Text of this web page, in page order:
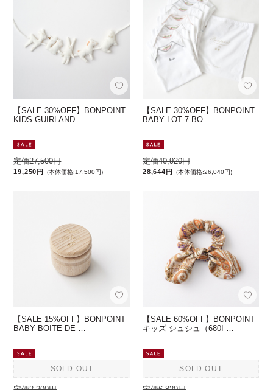
【SALE 30%OFF】BONPOINT
KIDS GUIRLAND …
定価27,500円
19,250円 (本体価格:17,500円)
【SALE 30%OFF】BONPOINT
BABY LOT 7 BO …
定価40,920円
28,644円 (本体価格:26,040円)
【SALE 15%OFF】BONPOINT
BABY BOITE DE …
SOLD OUT
【SALE 60%OFF】BONPOINT
キッズ シュシュ（680I …
SOLD OUT